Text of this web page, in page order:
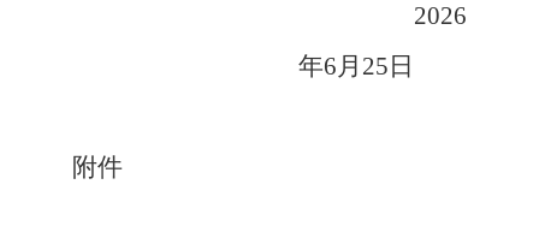
2026
年6月 25 日
附件